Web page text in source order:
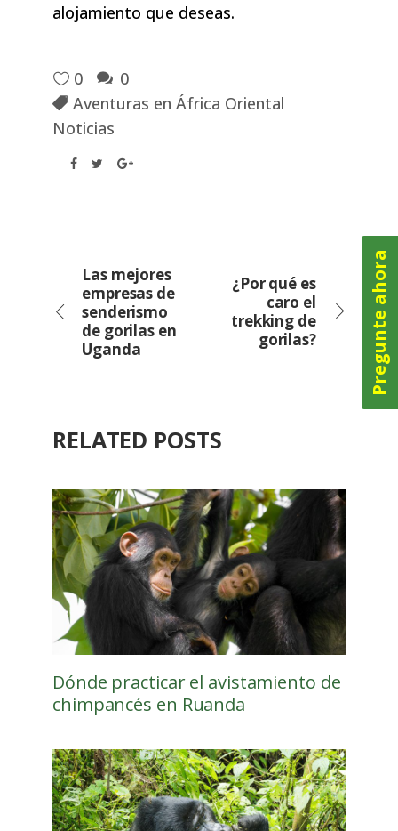
alojamiento que deseas.
0
0
Aventuras en África Oriental
Noticias
Las mejores
empresas de
senderismo
de gorilas en
Uganda
¿Por qué es
caro el
trekking de
gorilas?
RELATED POSTS
Dónde practicar el avistamiento de
chimpancés en Ruanda
Pregunte ahora